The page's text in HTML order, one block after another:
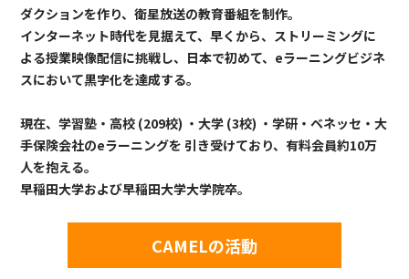
ダクションを作り、衛星放送の教育番組を制作。
インターネット時代を見据えて、早くから、ストリーミングに
よる授業映像配信に挑戦し、日本で初めて、eラーニングビジネ
スにおいて黒字化を達成する。
現在、学習塾・高校 (209校) ・大学 (3校) ・学研・ベネッセ・大
手保険会社のeラーニングを 引き受けており、有料会員約10万
人を抱える。
早稲田大学および早稲田大学大学院卒。
CAMELの活動